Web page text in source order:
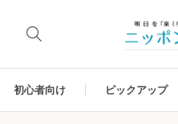
初心者向け ピックアップ